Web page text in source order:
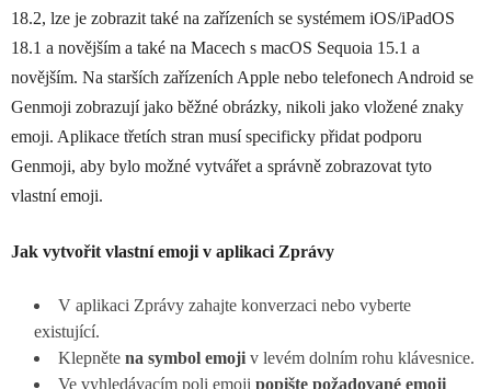
18.2, lze je zobrazit také na zařízeních se systémem iOS/iPadOS
18.1 a novějším a také na Macech s macOS Sequoia 15.1 a
novějším. Na starších zařízeních Apple nebo telefonech Android se
Genmoji zobrazují jako běžné obrázky, nikoli jako vložené znaky
emoji. Aplikace třetích stran musí specificky přidat podporu
Genmoji, aby bylo možné vytvářet a správně zobrazovat tyto
vlastní emoji.
Jak vytvořit vlastní emoji v aplikaci Zprávy
V aplikaci Zprávy zahajte konverzaci nebo vyberte
existující.
Klepněte na symbol emoji v levém dolním rohu klávesnice.
Ve vyhledávacím poli emoji popište požadované emoji